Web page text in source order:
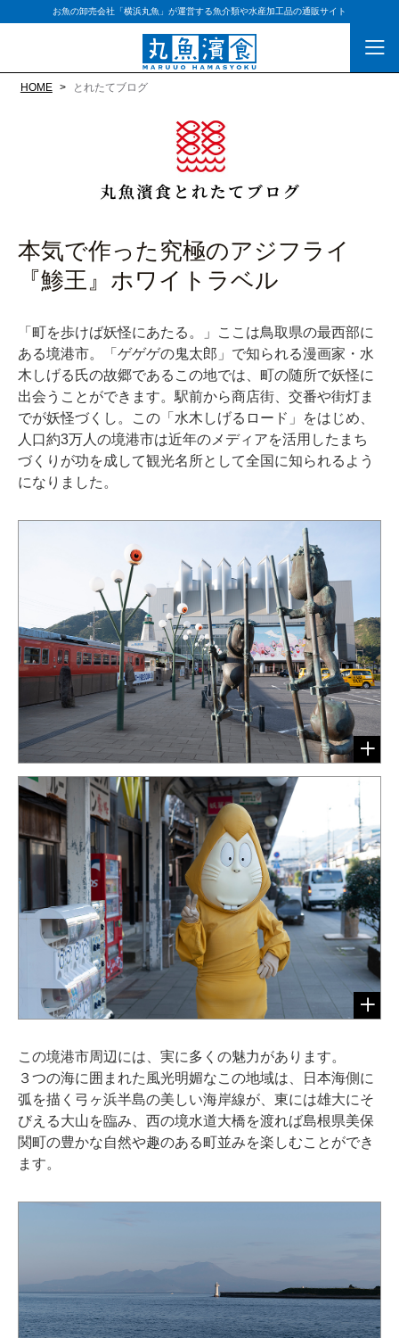
お魚の卸売会社「横浜丸魚」が運営する魚介類や水産加工品の通販サイト
HOME とれたてブログ
本気で作った究極のアジフライ
『鯵王』ホワイトラベル
「町を歩けば妖怪にあたる。」ここは鳥取県の最西部に
ある境港市。「ゲゲゲの鬼太郎」で知られる漫画家・水
木しげる氏の故郷であるこの地では、町の随所で妖怪に
出会うことができます。駅前から商店街、交番や街灯ま
でが妖怪づくし。この「水木しげるロード」をはじめ、
人口約3万人の境港市は近年のメディアを活用したまち
づくりが功を成して観光名所として全国に知られるよう
になりました。
この境港市周辺には、実に多くの魅力があります。
３つの海に囲まれた風光明媚なこの地域は、日本海側に
弧を描く弓ヶ浜半島の美しい海岸線が、東には雄大にそ
びえる大山を臨み、西の境水道大橋を渡れば島根県美保
関町の豊かな自然や趣のある町並みを楽しむことができ
ます。